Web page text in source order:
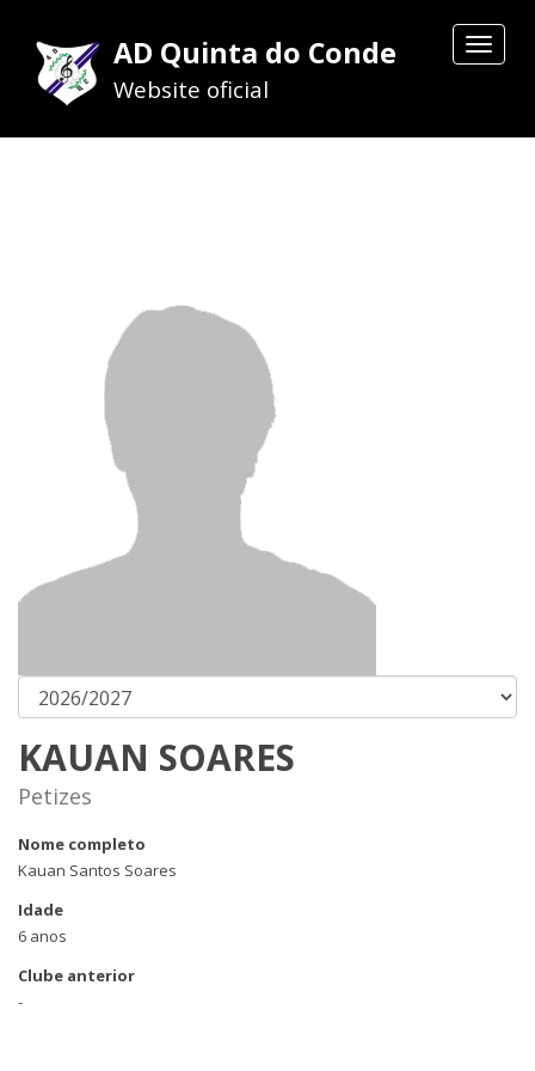
Toggle
AD Quinta do Conde
Website oficial
KAUAN SOARES
Petizes
Nome completo
Kauan Santos Soares
Idade
6 anos
Clube anterior
-